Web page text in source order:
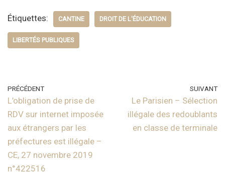
Étiquettes: CANTINE DROIT DE L'ÉDUCATION
LIBERTÉS PUBLIQUES
PRÉCÉDENT
L’obligation de prise de
RDV sur internet imposée
aux étrangers par les
préfectures est illégale –
CE, 27 novembre 2019
n°422516
SUIVANT
Le Parisien – Sélection
illégale des redoublants
en classe de terminale